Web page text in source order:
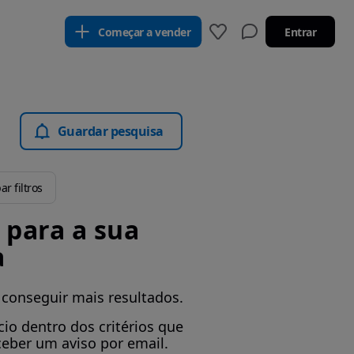
Começar a vender Entrar
Guardar pesquisa
filtros
a sua
mais resultados.
dentro dos critérios que
um aviso por email.